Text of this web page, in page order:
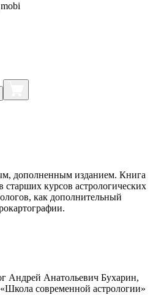
дополненным изданием. Книга
старших курсов астрологических
как дополнительный
Андрей Анатольевич Бухарин,
современной астрологии»